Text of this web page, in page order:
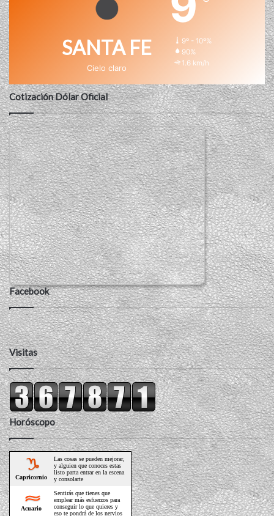
SANTA FE
Cielo claro
9º - 10º%
90%
1.6 km/h
Cotización Dólar Oficial
Facebook
Visitas
Horóscopo